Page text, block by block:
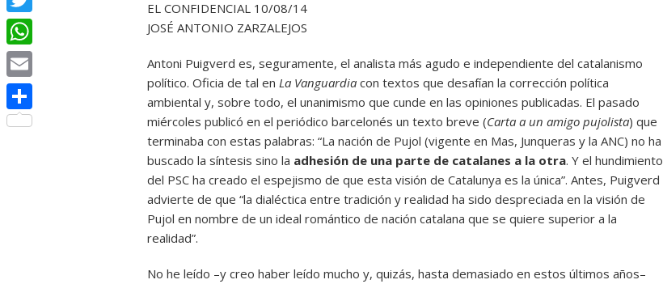
EL CONFIDENCIAL 10/08/14
JOSÉ ANTONIO ZARZALEJOS
Antoni Puigverd es, seguramente, el analista más agudo e independiente del catalanismo
político. Oficia de tal en La Vanguardia con textos que desafían la corrección política
ambiental y, sobre todo, el unanimismo que cunde en las opiniones publicadas. El pasado
miércoles publicó en el periódico barcelonés un texto breve (Carta a un amigo pujolista) que
terminaba con estas palabras: “La nación de Pujol (vigente en Mas, Junqueras y la ANC) no ha
buscado la síntesis sino la adhesión de una parte de catalanes a la otra. Y el hundimiento
del PSC ha creado el espejismo de que esta visión de Catalunya es la única”. Antes, Puigverd
advierte de que “la dialéctica entre tradición y realidad ha sido despreciada en la visión de
Pujol en nombre de un ideal romántico de nación catalana que se quiere superior a la
realidad”.
No he leído –y creo haber leído mucho y, quizás, hasta demasiado en estos últimos años–
Twitter
WhatsApp
Email
Compartir